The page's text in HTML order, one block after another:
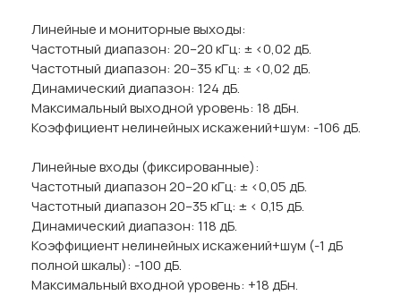
Линейные и мониторные выходы:
Частотный диапазон: 20–20 кГц: ± <0,02 дБ.
Частотный диапазон: 20–35 кГц: ± <0,02 дБ.
Динамический диапазон: 124 дБ.
Максимальный выходной уровень: 18 дБн.
Коэффициент нелинейных искажений+шум: -106 дБ.
Линейные входы (фиксированные):
Частотный диапазон 20–20 кГц: ± <0,05 дБ.
Частотный диапазон 20–35 кГц: ± < 0,15 дБ.
Динамический диапазон: 118 дБ.
Коэффициент нелинейных искажений+шум (-1 дБ
полной шкалы): -100 дБ.
Максимальный входной уровень: +18 дБн.